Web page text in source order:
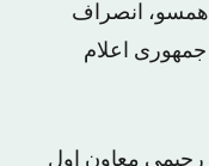
همسو، انصراف
جمهوری اعلام
معاون اول